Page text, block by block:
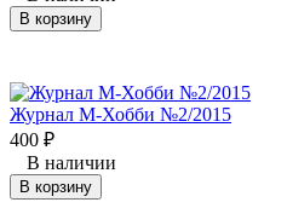
В корзину
Журнал М-Хобби №2/2015
400 ₽
В наличии
В корзину